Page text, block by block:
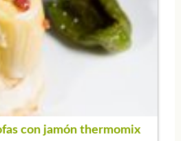
con jamón thermomix